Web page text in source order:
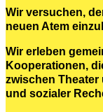
Wir versuchen,
neuen Atem
Wir erleben
Kooperationen,
zwischen
und sozialer